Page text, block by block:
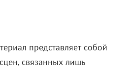
представляет собой
связанных лишь